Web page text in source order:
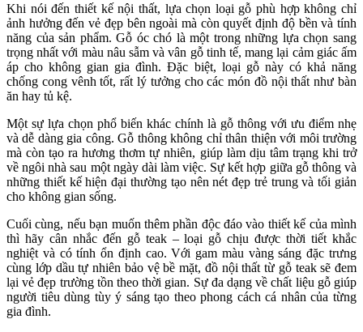
Khi nói đến thiết kế nội thất, lựa chọn loại gỗ phù hợp không chỉ
ảnh hưởng đến vẻ đẹp bên ngoài mà còn quyết định độ bền và tính
năng của sản phẩm. Gỗ óc chó là một trong những lựa chọn sang
trọng nhất với màu nâu sẫm và vân gỗ tinh tế, mang lại cảm giác ấm
áp cho không gian gia đình. Đặc biệt, loại gỗ này có khả năng
chống cong vênh tốt, rất lý tưởng cho các món đồ nội thất như bàn
ăn hay tủ kệ.
Một sự lựa chọn phổ biến khác chính là gỗ thông với ưu điểm nhẹ
và dễ dàng gia công. Gỗ thông không chỉ thân thiện với môi trường
mà còn tạo ra hương thơm tự nhiên, giúp làm dịu tâm trạng khi trở
về ngôi nhà sau một ngày dài làm việc. Sự kết hợp giữa gỗ thông và
những thiết kế hiện đại thường tạo nên nét đẹp trẻ trung và tối giản
cho không gian sống.
Cuối cùng, nếu bạn muốn thêm phần độc đáo vào thiết kế của mình
thì hãy cân nhắc đến gỗ teak – loại gỗ chịu được thời tiết khắc
nghiệt và có tính ổn định cao. Với gam màu vàng sáng đặc trưng
cùng lớp dầu tự nhiên bảo vệ bề mặt, đồ nội thất từ gỗ teak sẽ đem
lại vẻ đẹp trường tồn theo thời gian. Sự đa dạng về chất liệu gỗ giúp
người tiêu dùng tùy ý sáng tạo theo phong cách cá nhân của từng
gia đình.